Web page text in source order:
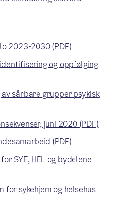
2023-2030(PDF)
og oppfølging
sårbare grupper psykisk
juni 2020 (PDF)
(PDF)
SYE, HEL og bydelene
for sykehjem og helsehus